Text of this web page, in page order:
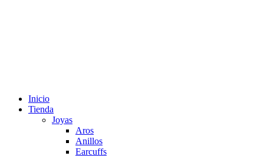
Inicio
Tienda
Joyas
Aros
Anillos
Earcuffs